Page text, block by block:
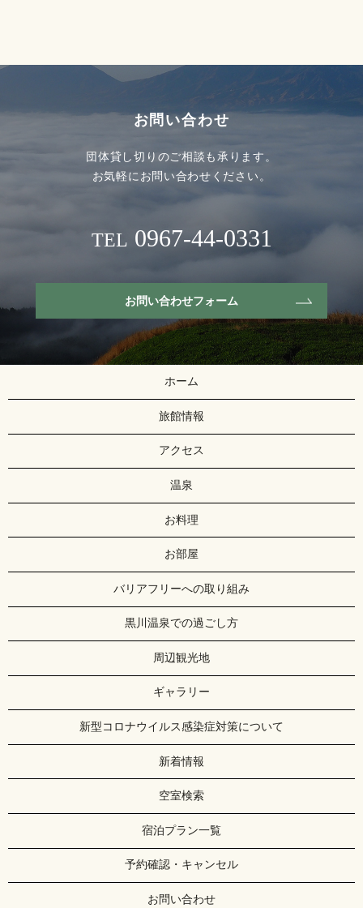
お問い合わせ
団体貸し切りのご相談も承ります。
お気軽にお問い合わせください。
TEL 0967-44-0331
お問い合わせフォーム
ホーム
旅館情報
アクセス
温泉
お料理
お部屋
バリアフリーへの取り組み
黒川温泉での過ごし方
周辺観光地
ギャラリー
新型コロナウイルス感染症対策について
新着情報
空室検索
宿泊プラン一覧
予約確認・キャンセル
お問い合わせ